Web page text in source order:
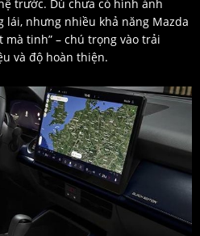
trước. Dù chưa có hình ảnh
nhưng nhiều khả năng Mazda
tinh” – chú trọng vào trải
và độ hoàn thiện.